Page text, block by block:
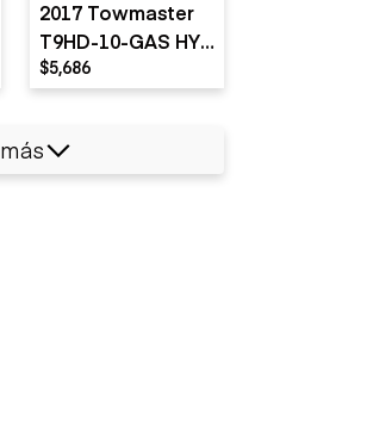
2017 Towmaster
T9HD-10-GAS HYD
Dump
$5,686